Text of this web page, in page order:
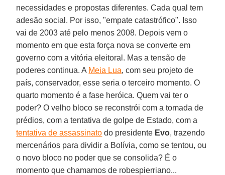
necessidades e propostas diferentes. Cada qual tem
adesão social. Por isso, "empate catastrófico". Isso
vai de 2003 até pelo menos 2008. Depois vem o
momento em que esta força nova se converte em
governo com a vitória eleitoral. Mas a tensão de
poderes continua. A Meia Lua, com seu projeto de
país, conservador, esse seria o terceiro momento. O
quarto momento é a fase heróica. Quem vai ter o
poder? O velho bloco se reconstrói com a tomada de
prédios, com a tentativa de golpe de Estado, com a
tentativa de assassinato do presidente Evo, trazendo
mercenários para dividir a Bolívia, como se tentou, ou
o novo bloco no poder que se consolida? É o
momento que chamamos de robespierriano...